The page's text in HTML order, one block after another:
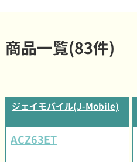
商品一覧(83件)
ジェイモバイル(J-Mobile)
ACZ63ET